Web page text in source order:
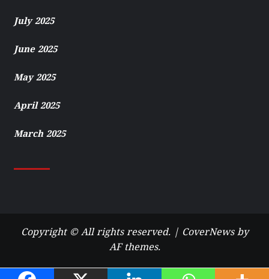
July 2025
June 2025
May 2025
April 2025
March 2025
Copyright © All rights reserved. | CoverNewsby
AF themes.